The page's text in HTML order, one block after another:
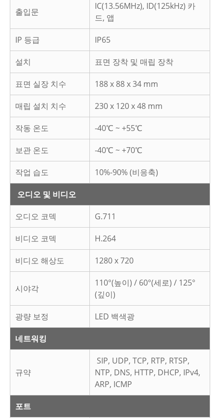
출입문
IC(13.56MHz), ID(125kHz) 카
드, 앱
IP 등급 IP65
설치 표면 장착 및 매립 장착
표면 실장 치수 188 x 88 x 34 mm
매립 설치 치수 230 x 120 x 48 mm
작동 온도 -40℃ ~ +55℃
보관 온도 -40℃ ~ +70℃
작업 습도 10%-90% (비응축)
오디오 및 비디오
오디오 코덱 G.711
비디오 코덱 H.264
비디오 해상도 1280 x 720
시야각
110°(높이) / 60°(세로) / 125°
(깊이)
광량 보정 LED 백색광
네트워킹
규약
SIP, UDP, TCP, RTP, RTSP,
NTP, DNS, HTTP, DHCP, IPv4,
ARP, ICMP
포트